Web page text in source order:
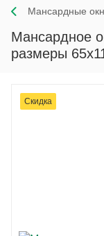
Мансардные
Мансардное
размеры
Скидка